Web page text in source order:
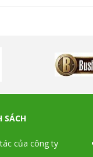
SÁCH
của công ty